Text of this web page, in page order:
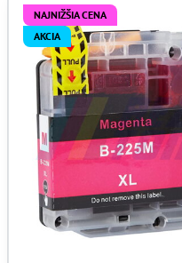
NAJNIŽŠIA CENA
AKCIA